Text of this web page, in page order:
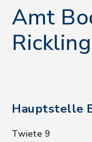
Amt
Rickling
Hauptstelle
Twiete 9